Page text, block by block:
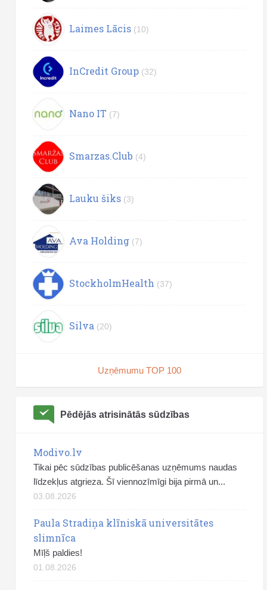
Laimes Lācis (10)
InCredit Group (32)
Nano IT (7)
Smarzas.Club (4)
Lauku šiks (3)
Ava Holding (7)
StockholmHealth (37)
Silva (20)
Uzņēmumu TOP 100
Pēdējās atrisinātās sūdzības
Modivo.lv
Tikai pēc sūdzības publicēšanas uzņēmums naudas
līdzekļus atgrieza. Šī viennozīmīgi bija pirmā un...
03.08.2026
Paula Stradiņa klīniskā universitātes
slimnīca
Mīļš paldies!
01.08.2026